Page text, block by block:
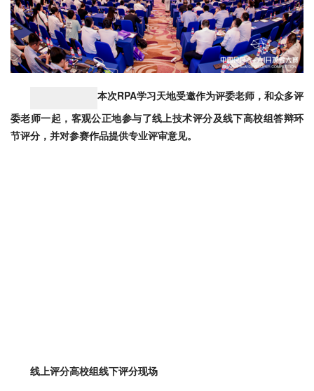
本次RPA学习天地受邀作为评委老师，和众多评
委老师一起，客观公正地参与了线上技术评分及线下高校组答辩环
节评分，并对参赛作品提供专业评审意见。
线上评分高校组线下评分现场